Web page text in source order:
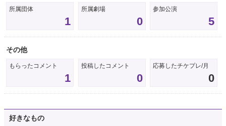
所属団体
1
所属劇場
0
参加公演
5
その他
もらったコメント
1
投稿したコメント
0
応募したチケプレ/月
0
好きなもの